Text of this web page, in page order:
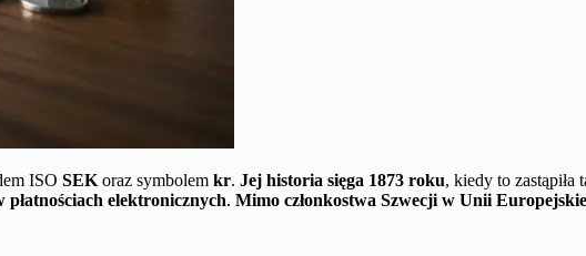
ISO SEK oraz symbolem kr. Jej historia sięga 1873 roku, kiedy to zastąpiła
płatnościach elektronicznych. Mimo członkostwa Szwecji w Unii